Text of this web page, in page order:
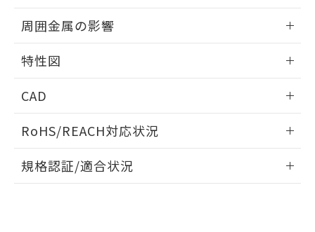
出力段回路図
相互干渉
A: 80mm以上、B: 60mm以上
周囲金属の影響
周囲金属の影響
特性図
検出物体の大きさと材質による影響
CAD
ドすることができます。
ログイン/会員登録
RoHS/REACH対応状況
EU RoHS 注意事項・凡例
規格認証/適合状況
物質の対応では、対応完了までの期間は出
荷製品に未対応品が混在することから備考
欄に対応日を記載しておりました。
既に当社にて対応品への在庫切替を完了
していることから、特段のことがない限